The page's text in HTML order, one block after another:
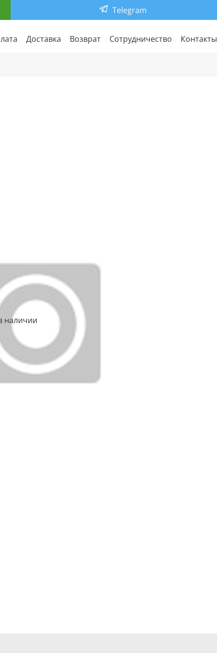
Telegram
Доставка Возврат Сотрудничество Контакты
наличии